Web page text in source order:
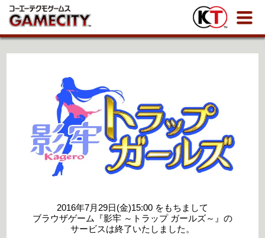
2016年7月29日(金)15:00 をもちまして
ブラウザゲーム『影牢 ～トラップ ガールズ～』の
サービスは終了いたしました。